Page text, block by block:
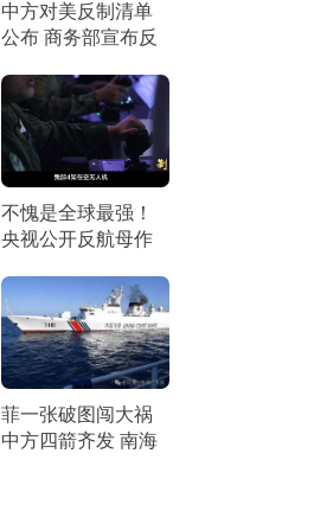
中方对美反制清单
公布 商务部宣布反
不愧是全球最强！
央视公开反航母作
菲一张破图闯大祸
中方四箭齐发 南海